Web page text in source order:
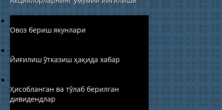
Овоз бериш якунлари
Йиғилиш ўтказиш ҳақида хабар
Ҳисобланган ва тўлаб берилган
дивидендлар